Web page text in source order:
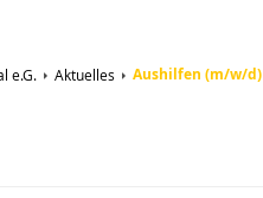
e.G. Aktuelles Aushilfen (m/w/d)